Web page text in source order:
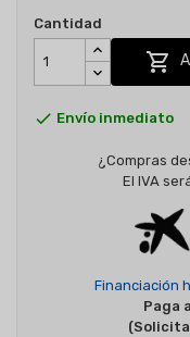
Cantidad

 Envío inmediato
¿Compras
El IVA
Financiación
Paga